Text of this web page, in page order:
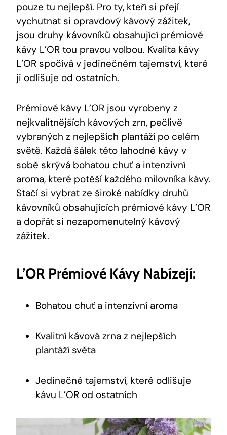
pouze tu nejlepší. Pro ty, kteří si přejí
vychutnat si opravdový kávový zážitek,
jsou druhy kávovníků obsahující prémiové
kávy L’OR tou pravou volbou. Kvalita kávy
L’OR spočívá v jedinečném tajemství, které
ji odlišuje od ostatních.
Prémiové kávy L’OR jsou vyrobeny z
nejkvalitnějších kávových zrn, pečlivě
vybraných z nejlepších plantáží po celém
světě. Každá šálek této lahodné kávy v
sobě skrývá bohatou chuť a intenzivní
aroma, které potěší každého milovníka kávy.
Stačí si vybrat ze široké nabídky druhů
kávovníků obsahujících prémiové kávy L’OR
a dopřát si nezapomenutelný kávový
zážitek.
L’OR Prémiové Kávy Nabízejí:
Bohatou chuť a intenzivní aroma
Kvalitní kávová zrna z nejlepších
plantáží světa
Jedinečné tajemství, které odlišuje
kávu L’OR od ostatních